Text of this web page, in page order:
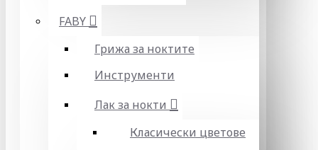
FABY
Грижа за ноктите
Инструменти
Лак за нокти
Класически цветове